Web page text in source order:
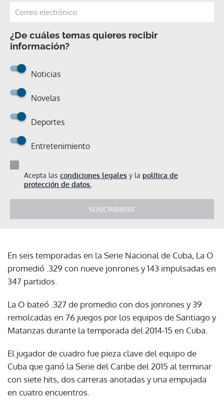
¿De cuáles temas quieres recibir
información?
Noticias
Novelas
Deportes
Entretenimiento
Acepta las condiciones legales y la política de
protección de datos.
SUSCRIBIRSE
En seis temporadas en la Serie Nacional de Cuba, La O
promedió .329 con nueve jonrones y 143 impulsadas en
347 partidos.
La O bateó .327 de promedio con dos jonrones y 39
remolcadas en 76 juegos por los equipos de Santiago y
Matanzas durante la temporada del 2014-15 en Cuba.
El jugador de cuadro fue pieza clave del equipo de
Cuba que ganó la Serie del Caribe del 2015 al terminar
con siete hits, dos carreras anotadas y una empujada
en cuatro encuentros.